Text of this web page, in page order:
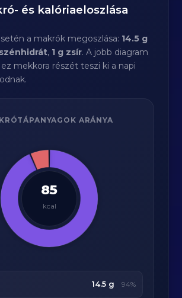
és kalóriaeloszlása
a makrók megoszlása: 14.5 g
, 1 g zsír. A jobb diagram
mekkora részét teszi ki a napi
ARÁNYA
85
kcal
14.5 g 94%